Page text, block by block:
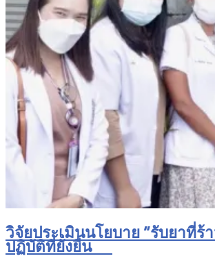
วิจัยประเมินนโยบาย “รับยาที่ร้
ปฏิบัติที่ยั่งยืน